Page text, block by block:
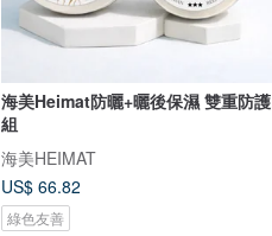
海美Heimat防曬+曬後保濕 雙重防護
組
海美HEIMAT
US$ 66.82
綠色友善